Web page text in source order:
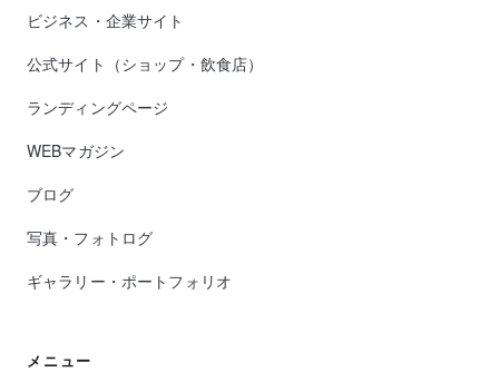
ビジネス・企業サイト
公式サイト（ショップ・飲食店）
ランディングページ
WEBマガジン
ブログ
写真・フォトログ
ギャラリー・ポートフォリオ
メニュー